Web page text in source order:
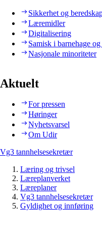
Sikkerhet og
Læremidler
Digitalisering
Samisk i barnehage
Nasjonale minoriteter
Aktuelt
For pressen
Høringer
Nyhetsvarsel
Om Udir
Vg3 tannhelsesekretær
Læring og trivsel
Læreplanverket
Læreplaner
Vg3 tannhelsesekretær
Gyldighet og innføring